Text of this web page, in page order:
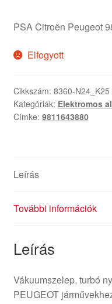
PSA Citroën Peugeot
Elfogyott
Cikkszám: 8360-N24_K25
Kategóriák: Elektromos
Címke: 9811643880
Leírás
További információk
Leírás
Vákuumszelep, turbó
PEUGEOT